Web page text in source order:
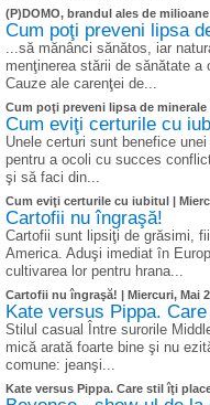
(P)DOMO, brandul ales de
Cum poţi preveni lipsa
...să mănânci sănătos, iar
menţinerea stării de sănătate
Cauze ale carenţei de...
Cum poţi preveni lipsa de minerale
Cum eviţi certurile cu
Unele certuri sunt benefice
pentru a ocoli cu succes
şi să faci din...
Cum eviţi certurile cu iubitul |
Cartofii nu îngraşă!
Cartofii sunt lipsiţi de grăsimi,
America. Aduşi imediat în
cultivarea lor pentru hrana...
Cartofii nu îngraşă! | Miercuri, Mai
Kate versus Pippa.
Stilul casual Între surorile
mică arată foarte bine şi nu
comune: jeanşi...
Kate versus Pippa. Care stil îţi